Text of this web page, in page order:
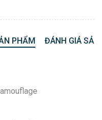
PHẨM ĐÁNH GIÁ